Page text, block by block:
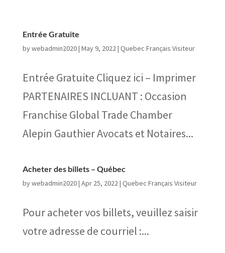
Entrée Gratuite
bywebadmin2020| May 9, 2022| Quebec Français Visiteur
Entrée Gratuite Cliquez ici – Imprimer
PARTENAIRES INCLUANT : Occasion
Franchise Global Trade Chamber
Alepin Gauthier Avocats et Notaires...
Acheter des billets – Québec
bywebadmin2020| Apr 25, 2022| Quebec Français Visiteur
Pour acheter vos billets, veuillez saisir
votre adresse de courriel :...